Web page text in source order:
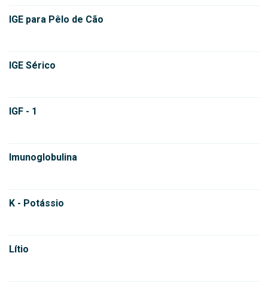
IGE para Pêlo de Cão
IGE Sérico
IGF - 1
Imunoglobulina
K - Potássio
Lítio